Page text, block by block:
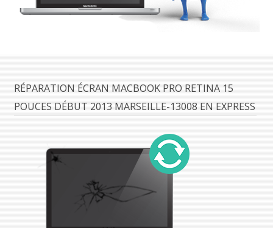
RÉPARATION ÉCRAN MACBOOK PRO RETINA 15
POUCES DÉBUT 2013 MARSEILLE-13008 EN EXPRESS